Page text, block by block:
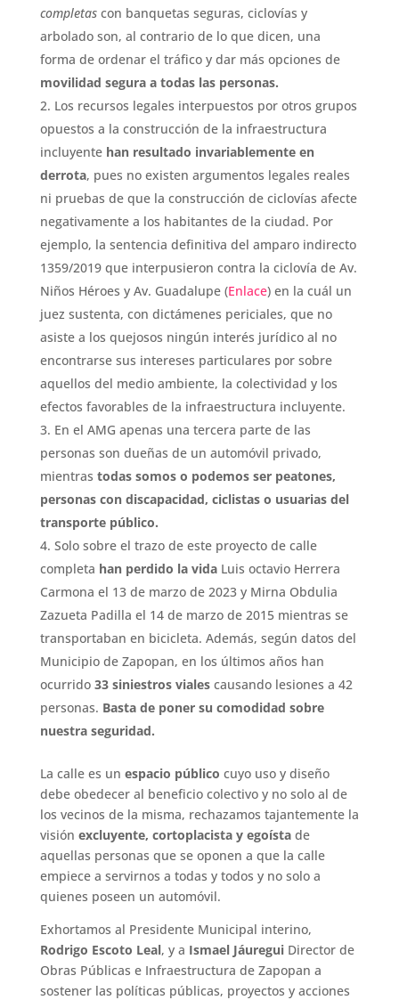
completascon banquetas seguras, ciclovías y
arbolado son, al contrario de lo que dicen, una
forma de ordenar el tráfico y dar más opciones de
movilidad segura a todas las personas.
Los recursos legales interpuestos por otros grupos
opuestos a la construcción de la infraestructura
incluyente han resultado invariablemente en
derrota, pues no existen argumentos legales reales
ni pruebas de que la construcción de ciclovías afecte
negativamente a los habitantes de la ciudad. Por
ejemplo, la sentencia definitiva del amparo indirecto
1359/2019 que interpusieron contra la ciclovía de Av.
Niños Héroes y Av. Guadalupe (Enlace) en la cuál un
juez sustenta, con dictámenes periciales, que no
asiste a los quejosos ningún interés jurídico al no
encontrarse sus intereses particulares por sobre
aquellos del medio ambiente, la colectividad y los
efectos favorables de la infraestructura incluyente.
En el AMG apenas una tercera parte de las
personas son dueñas de un automóvil privado,
mientras todas somos o podemos ser peatones,
personas con discapacidad, ciclistas o usuarias del
transporte público.
Solo sobre el trazo de este proyecto de calle
completa han perdido la vidaLuis octavio Herrera
Carmona el 13 de marzo de 2023 y Mirna Obdulia
Zazueta Padilla el 14 de marzo de 2015 mientras se
transportaban en bicicleta. Además, según datos del
Municipio de Zapopan, en los últimos años han
ocurrido33 siniestros vialescausando lesiones a 42
personas. Basta de poner su comodidad sobre
nuestra seguridad.
La calle es un espacio público cuyo uso y diseño
debe obedecer al beneficio colectivo y no solo al de
los vecinos de la misma, rechazamos tajantemente la
visión excluyente, cortoplacista y egoístade
aquellas personas que se oponen a que la calle
empiece a servirnos a todas y todos y no solo a
quienes poseen un automóvil.
Exhortamos al Presidente Municipal interino,
Rodrigo Escoto Leal, y a Ismael JáureguiDirector de
Obras Públicas e Infraestructura de Zapopan a
sostener las políticas públicas, proyectos y acciones